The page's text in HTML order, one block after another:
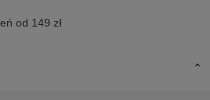
od 149 zł